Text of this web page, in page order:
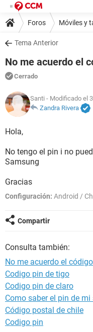
Foros Móviles y
Tema Anterior
No me acuerdo el
Cerrado
Santi - Modificado el
Zandra Rivera
Hola,
No tengo el pin i no
Samsung
Gracias
Configuración: Android /
Compartir
Consulta también:
No me acuerdo el
Codigo pin de tigo
Codigo pin de claro
Como saber el pin de
Código postal de chile
Codigo pin